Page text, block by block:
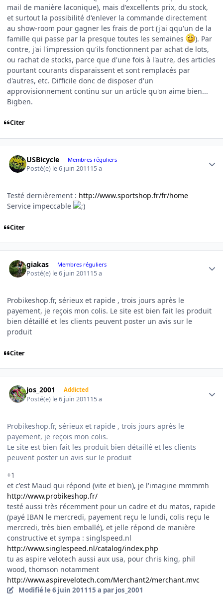
mail de manière laconique), mais d'excellents prix, du stock,
et surtout la possibilité d'enlever la commande directement
au show-room pour gagner les frais de port (j'ai qqu'un de la
famille qui passe par la presque toutes les semaines
). Par
contre, j'ai l'impression qu'ils fonctionnent par achat de lots,
ou rachat de stocks, parce que d'une fois à l'autre, des articles
pourtant courants disparaissent et sont remplacés par
d'autres, etc. Difficile donc de disposer d'un
approvisionnement continu sur un article qu'on aime bien...
Bigben.
Citer
USBicycle Membres réguliers
Posté(e) le 6 juin 201115 a
Testé dernièrement : http://www.sportshop.fr/fr/home
Service impeccable
Citer
giakas Membres réguliers
Posté(e) le 6 juin 201115 a
Probikeshop.fr, sérieux et rapide , trois jours après le
payement, je reçois mon colis. Le site est bien fait les produit
bien détaillé et les clients peuvent poster un avis sur le
produit
Citer
jos_2001 Addicted
Posté(e) le 6 juin 201115 a
Probikeshop.fr, sérieux et rapide , trois jours après le
payement, je reçois mon colis.
Le site est bien fait les produit bien détaillé et les clients
peuvent poster un avis sur le produit
+1
et c'est Maud qui répond (vite et bien), je l'imagine mmmmh
http://www.probikeshop.fr/
testé aussi très récemment pour un cadre et du matos, rapide
(payé IBAN le mercredi, payement reçu le lundi, colis reçu le
mercredi, très bien emballé), et jelle répond de manière
constructive et sympa : singlspeed.nl
http://www.singlespeed.nl/catalog/index.php
tu as aspire velotech aussi aux usa, pour chris king, phil
wood, thomson notamment
http://www.aspirevelotech.com/Merchant2/merchant.mvc
Modifié le 6 juin 201115 a par jos_2001